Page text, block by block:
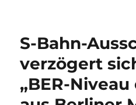
S-Bahn-
verzögert
„BER-